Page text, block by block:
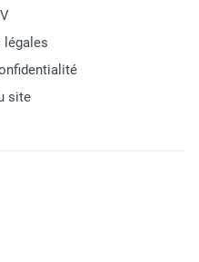
légales
site